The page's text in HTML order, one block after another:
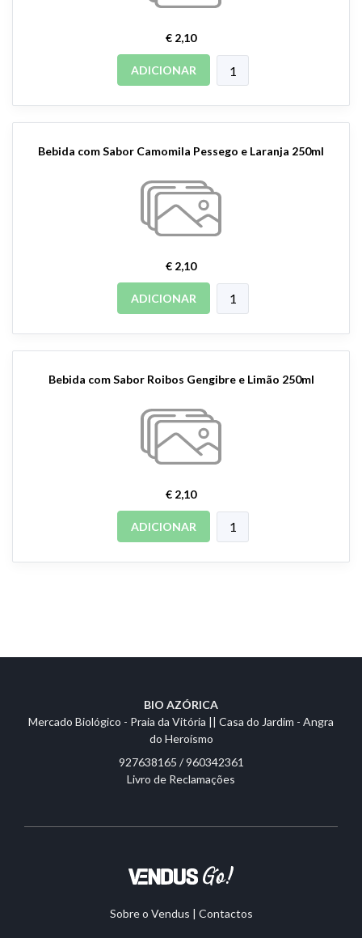
€ 2,10
ADICIONAR
Bebida com Sabor Camomila Pessego e Laranja 250ml
€ 2,10
ADICIONAR
Bebida com Sabor Roibos Gengibre e Limão 250ml
€ 2,10
ADICIONAR
BIO AZÓRICA
Mercado Biológico - Praia da Vitória || Casa do Jardim - Angra
do Heroísmo
927638165 / 960342361
Livro de Reclamações
Sobre o Vendus | Contactos